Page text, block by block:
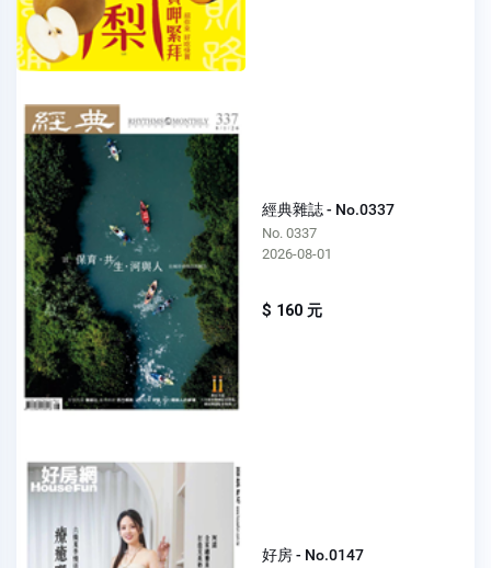
經典雜誌 - No.0337
No. 0337
2026-08-01
$ 160 元
好房 - No.0147